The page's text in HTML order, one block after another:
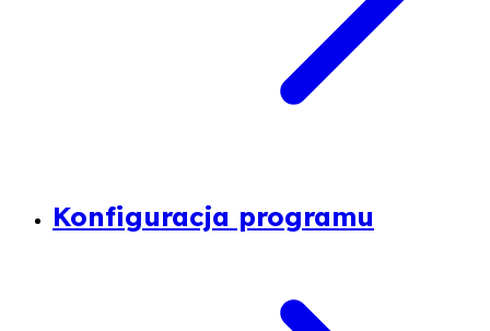
Konfiguracja programu